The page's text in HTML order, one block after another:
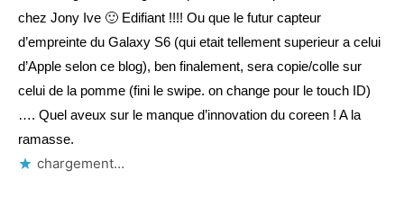
chez Jony Ive 🙂 Edifiant !!!! Ou que le futur capteur
d’empreinte du Galaxy S6 (qui etait tellement superieur a celui
d’Apple selon ce blog), ben finalement, sera copie/colle sur
celui de la pomme (fini le swipe. on change pour le touch ID)
…. Quel aveux sur le manque d’innovation du coreen ! A la
ramasse.
chargement…